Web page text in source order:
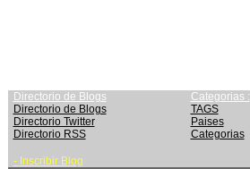
Directorio de Blogs
Directorio de Blogs
Directorio Twitter
Directorio RSS
- Inscribir Blog
Categorias :
TAGS
Paises
Categorias